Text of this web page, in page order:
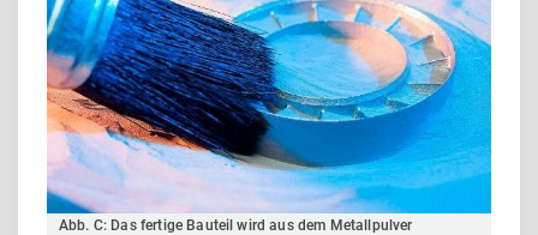
Abb. C: Das fertige Bauteil wird aus dem Metallpulver